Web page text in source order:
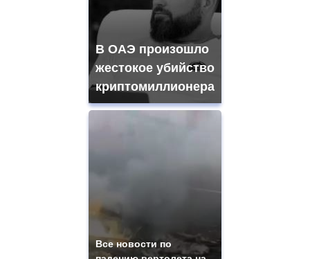
В ОАЭ произошло
жестокое убийство
криптомиллионера
Все новости по